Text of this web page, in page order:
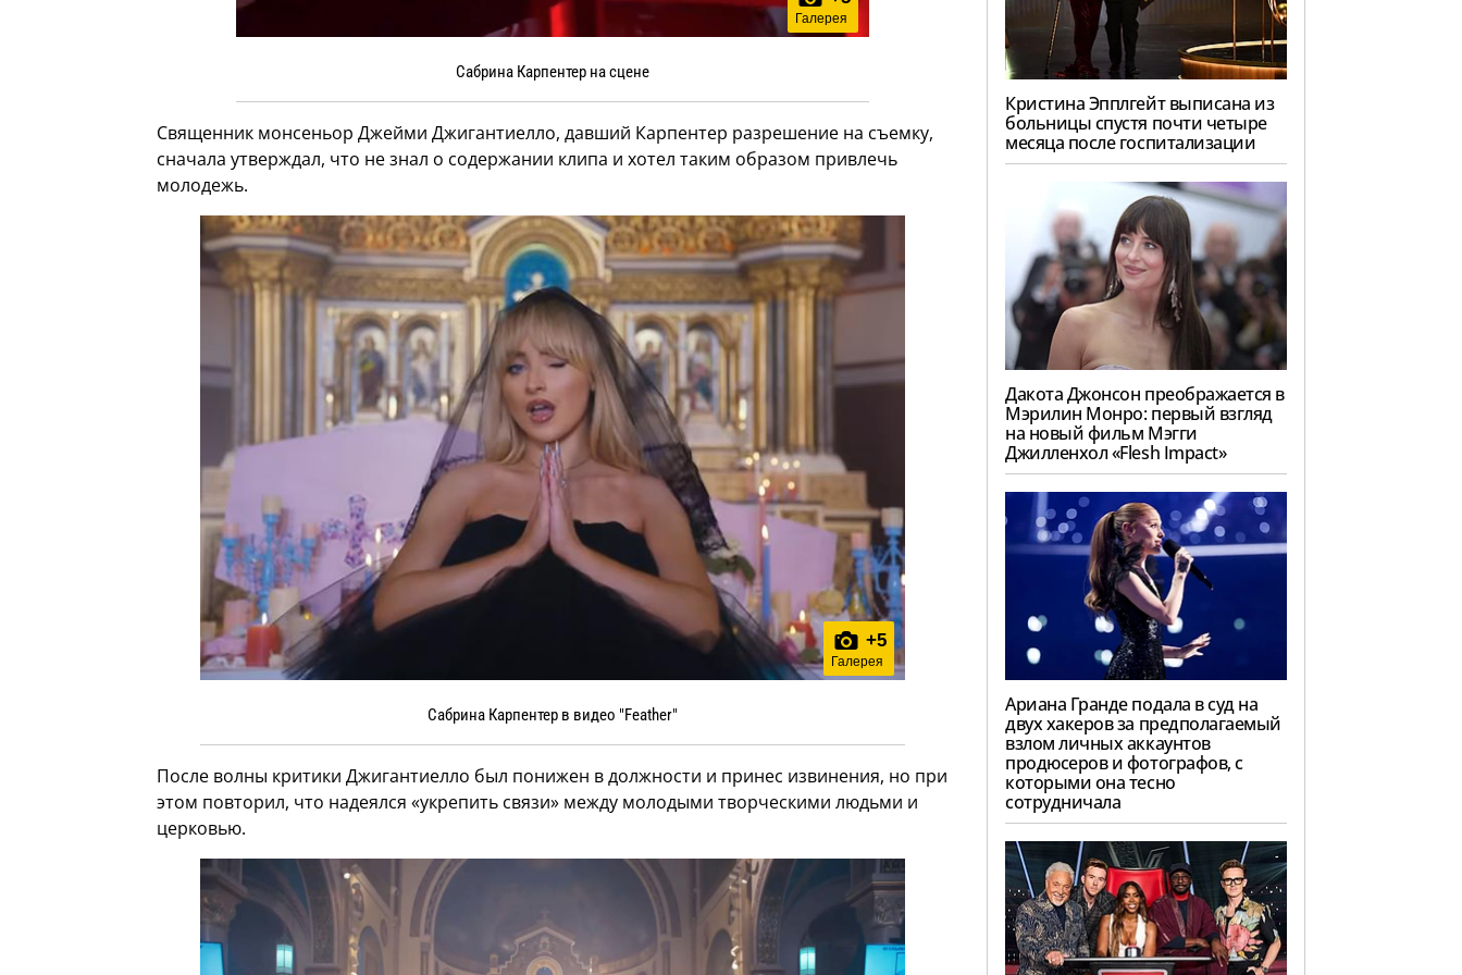
Галерея
Сабрина Карпентер на сцене
Священник монсеньор Джейми Джигантиелло, давший Карпентер разрешение на съемку,
сначала утверждал, что не знал о содержании клипа и хотел таким образом привлечь
молодежь.
+5
Галерея
Сабрина Карпентер в видео "Feather"
После волны критики Джигантиелло был понижен в должности и принес извинения, но при
этом повторил, что надеялся «укрепить связи» между молодыми творческими людьми и
церковью.
Кристина Эпплгейт выписана из
больницы спустя почти четыре
месяца после госпитализации
Дакота Джонсон преображается в
Мэрилин Монро: первый взгляд
на новый фильм Мэгги
Джилленхол «Flesh Impact»
Ариана Гранде подала в суд на
двух хакеров за предполагаемый
взлом личных аккаунтов
продюсеров и фотографов, с
которыми она тесно
сотрудничала